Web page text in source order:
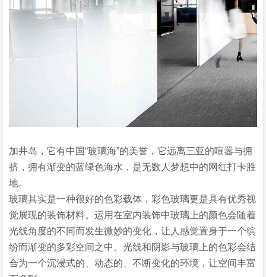
加井岛，它有中国“玻璃海”的美誉，它远离三亚的喧嚣与拥
挤，拥有渐变的蓝绿色海水，是无数人梦想中的网红打卡胜
地。
玻璃其实是一种很好的色彩载体，彩色玻璃更是具有优秀视
觉展现的装饰材料。运用在室内装饰中玻璃上的颜色会随着
光线角度的不同而发生微妙的变化，让人感觉置身于一个缤
纷而渐变的多彩空间之中。光线和阴影与玻璃上的色彩会结
合为一个沉浸式的、动态的、不断变化的环境，让空间丰富